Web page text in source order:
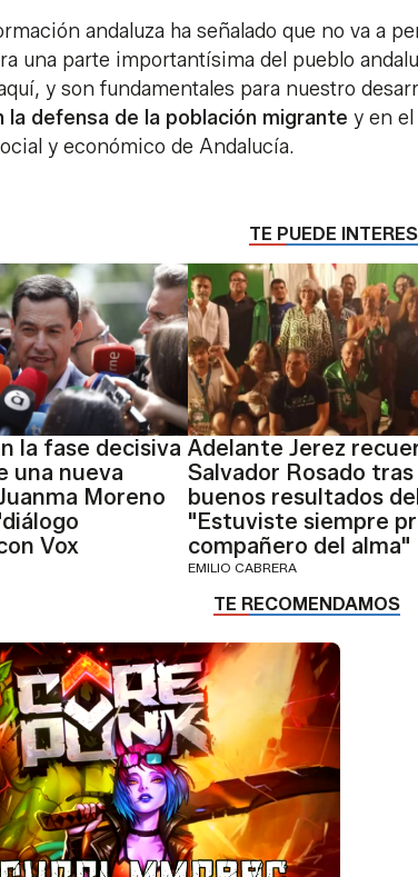
andaluza ha señalado que no va a
una parte importantísima del pueblo
y son fundamentales para nuestro
la defensa de la población migrante y en
y económico de Andalucía.
TE PUEDE
la fase decisiva
una nueva
Moreno
Vox
Adelante Jerez
Salvador Rosado tras
buenos resultados
"Estuviste siempre
compañero del alma"
EMILIO CABRERA